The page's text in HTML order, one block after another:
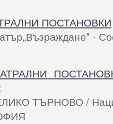
ПОСТАНОВКИ
-
ТЪРНОВО /